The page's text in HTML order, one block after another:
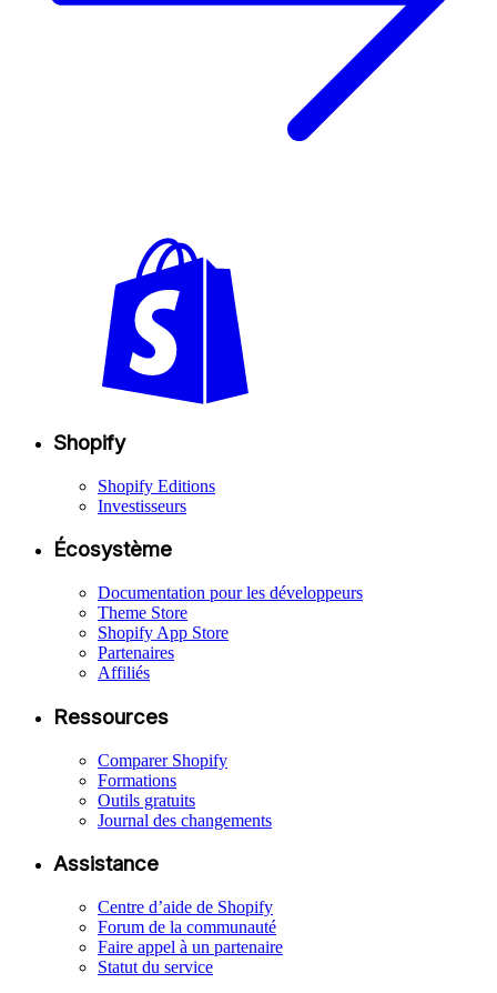
Shopify
Shopify Editions
Investisseurs
Écosystème
Documentation pour les développeurs
Theme Store
Shopify App Store
Partenaires
Affiliés
Ressources
Comparer Shopify
Formations
Outils gratuits
Journal des changements
Assistance
Centre d’aide de Shopify
Forum de la communauté
Faire appel à un partenaire
Statut du service